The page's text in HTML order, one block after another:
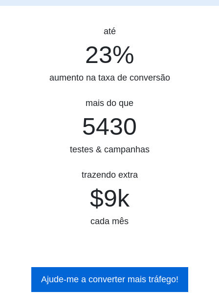
até
23%
aumento na taxa de conversão
mais do que
5430
testes & campanhas
trazendo extra
$9k
cada mês
Ajude-me a converter mais tráfego!